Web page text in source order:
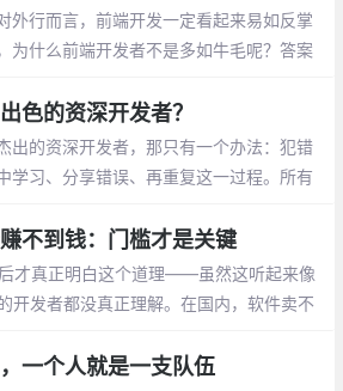
外行而言，前端开发一定看起来易如反掌
为什么前端开发者不是多如牛毛呢？答案
色的资深开发者？
出的资深开发者，那只有一个办法：犯错
学习、分享错误、再重复这一过程。所有
不到钱：门槛才是关键
才真正明白这个道理——虽然这听起来像
开发者都没真正理解。在国内，软件卖不
一个人就是一支队伍